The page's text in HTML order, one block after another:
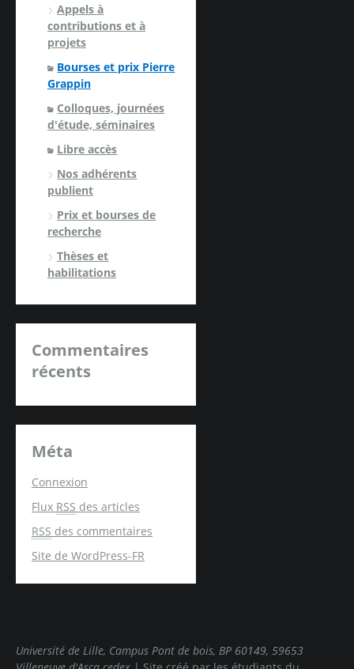
Appels à
contributions et à
projets
Bourses et prix Pierre
Grappin
Colloques, journées
d'étude, séminaires
Libre accès
Nos adhérents
publient
Prix et bourses de
recherche
Thèses et
habilitations
Commentaires
récents
Méta
Connexion
Flux RSS des articles
RSS des commentaires
Site de WordPress-FR
Université de Lille, Campus Pont de bois, BP 60149, 59653